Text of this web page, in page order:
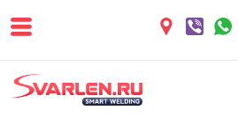
более 3 рабочих дней.
поставки в магазин: 1-
дня.